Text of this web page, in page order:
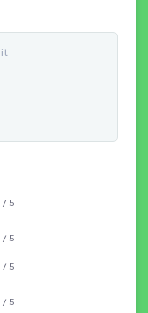
/ 5
/ 5
/ 5
/ 5